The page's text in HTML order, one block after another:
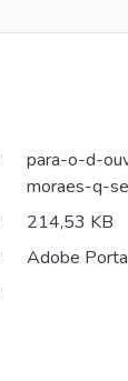
para-o-d-
moraes-q-
214,53 KB
Adobe